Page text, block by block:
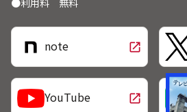
●利用料 無料
note open_in_new
YouTube open_in_new